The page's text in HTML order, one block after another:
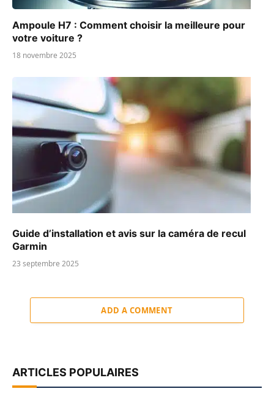
Ampoule H7 : Comment choisir la meilleure pour
votre voiture ?
18 novembre 2025
Guide d’installation et avis sur la caméra de recul
Garmin
23 septembre 2025
ADD A COMMENT
ARTICLES POPULAIRES